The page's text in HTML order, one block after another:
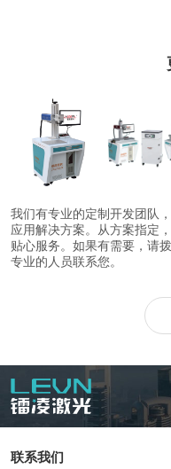
光纤激光打标机
自动旋转/
台激光打标
尘器
我们有专业的定制开发团队
应用解决方案。从方案指定
贴心服务。如果有需要，请
专业的人员联系您。
联系我们